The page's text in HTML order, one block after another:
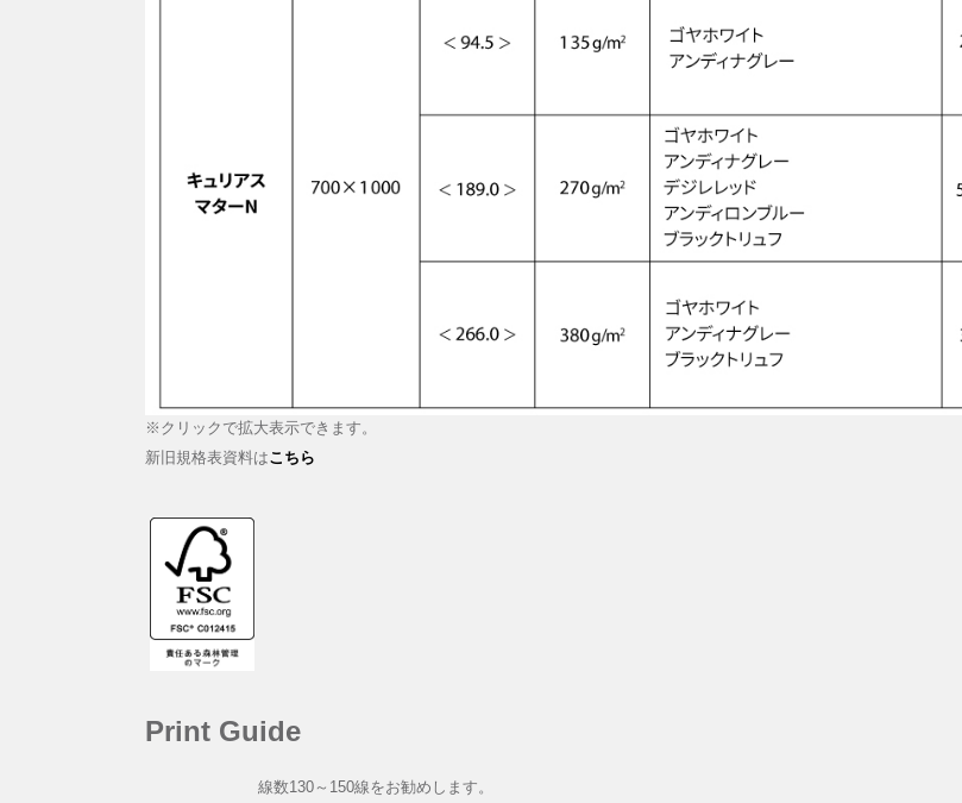
※クリックで拡大表示できます。
新旧規格表資料はこちら
Print Guide
線数130～150線をお勧めします。